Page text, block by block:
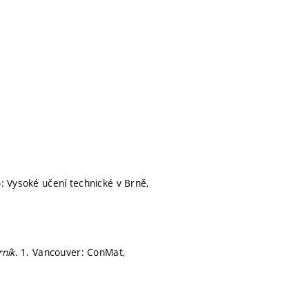
Vysoké učení technické v Brně,
1. Vancouver: ConMat,